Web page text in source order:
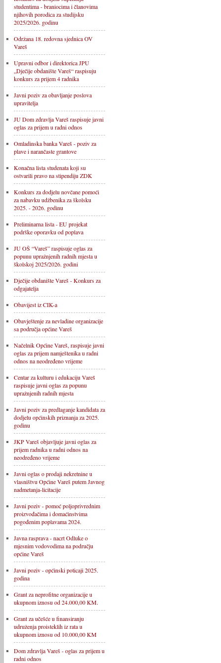
studentima - braniocima i članovima
njihovih porodica za studijsku
2025/2026. godinu
Održana 18. redovna sjednica OV
Vareš
Upravni odbor i direktorica JPU
„Dječije obdanište Vareš“ raspisuju
konkurs za prijem 4 radnika
Javni poziv za obavljanje poslova
upravitelja
JU Dom zdravlja Vareš raspisuje javni
oglas za prijem u radni odnos
Omladinska banka Vareš - poziv za
plave i narančaste grantove
Konačna lista studenata koji su
ostvarili pravo na stipendiju ZDK
Konkurs za dodjelu novčane pomoći
za nabavku udžbenika za školsku
2025. - 2026. godinu
Preliminarna lista - EU projekat
podrške oporavku od poplava
JU OŠ “Vareš” raspisuje oglas za
popunu upražnjenih radnih mjesta u
školskoj 2025/2026. godini
Dječije obdanište Vareš - Konkurs za
odgajatelja
Obavijest iz CIK-a
Obavještenje za nevladine organizacije
sa područja općine Vareš
Načelnik Općine Vareš, raspisuje javni
oglas za prijem namještenika u radni
odnos na neodređeno vrijeme
Centar za kulturu i edukaciju Vareš
raspisuje javni oglas za popunu
upražnjenih radnih mjesta
Javni poziv za predlaganje kandidata za
dodjelu općinskih priznanja za 2025.
godinu
JKP Vareš objavljuje javni oglas za
prijem radnika u radni odnos na
neodređeno vrijeme
Javni oglas o prodaji nekretnine u
vlasništvu Općine Vareš putem Javnog
nadmetanja-licitacije
Javni poziv - pomoć poljoprivrednim
proizvođačima i domaćinstvima
pogođenim poplavama 2024.
Javna rasprava - nacrt Odluke o
mjesnim vodovodima na području
općine Vareš
Javni poziv - općinski poticaji 2025.
godina
Grant za neprofitne organizacije u
ukupnom iznosu od 24.000,00 KM.
Grant za učešće u finansiranju
udruženja proisteklih iz rata u
ukupnom iznosu od 10.000,00 KM
Dom zdravlja Vareš - oglas za prijem u
radni odnos